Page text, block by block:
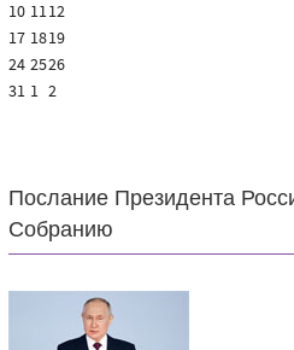
10 1112
17 1819
24 2526
31 1 2
Послание Президента
Собранию